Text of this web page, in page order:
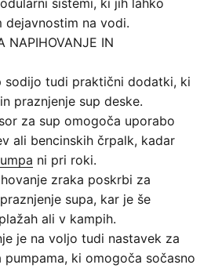
dejavnostim na vodi.
NAPIHOVANJE IN
sodijo tudi praktični dodatki, ki
praznjenje sup deske.
za sup omogoča uporabo
ali bencinskih črpalk, kadar
ni pri roki.
zraka poskrbi za
supa, kar je še
ali v kampih.
je na voljo tudi nastavek za
pumpama, ki omogoča sočasno